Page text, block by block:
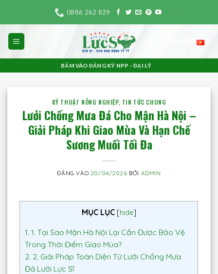
nội
dung
0886 262 829
BẤM VÀO ĐĂNG KÝ NPP - ĐẠI LÝ
KỸ THUẬT NÔNG NGHIỆP, TIN TỨC CHUNG
Lưới Chống Mưa Đá Cho Mận Hà Nội –
Giải Pháp Khi Giao Mùa Và Hạn Chế
Sương Muối Tối Đa
ĐĂNG VÀO 20/04/2026 BỞI ADMIN
MỤC LỤC [hide]
1. 1. Tại Sao Mận Hà Nội Lại Cần Được Bảo Vệ
Trong Thời Điểm Giao Mùa?
2. 2. Giải Pháp Toàn Diện Từ Lưới Chống Mưa
Đá Lưới Lực Sĩ